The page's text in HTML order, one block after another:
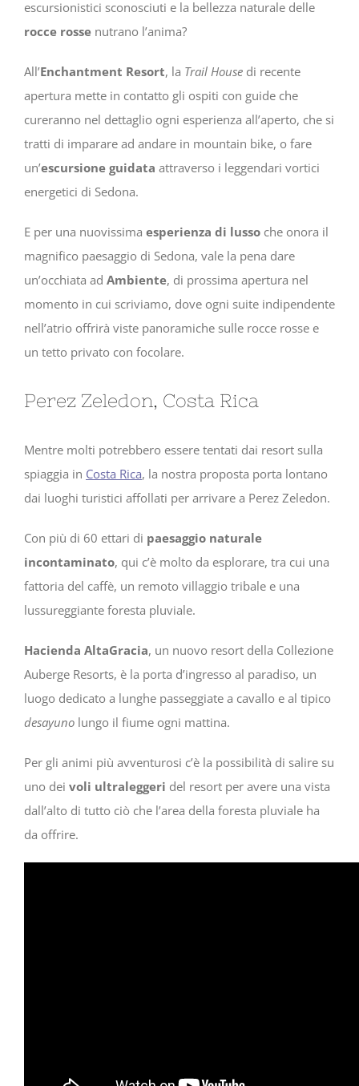
escursionistici sconosciuti e la bellezza naturale delle
rocce rosse nutrano l’anima?
All’Enchantment Resort, la Trail House di recente
apertura mette in contatto gli ospiti con guide che
cureranno nel dettaglio ogni esperienza all’aperto, che si
tratti di imparare ad andare in mountain bike, o fare
un’escursione guidata attraverso i leggendari vortici
energetici di Sedona.
E per una nuovissima esperienza di lusso che onora il
magnifico paesaggio di Sedona, vale la pena dare
un’occhiata ad Ambiente, di prossima apertura nel
momento in cui scriviamo, dove ogni suite indipendente
nell’atrio offrirà viste panoramiche sulle rocce rosse e
un tetto privato con focolare.
Perez Zeledon, Costa Rica
Mentre molti potrebbero essere tentati dai resort sulla
spiaggia in Costa Rica, la nostra proposta porta lontano
dai luoghi turistici affollati per arrivare a Perez Zeledon.
Con più di 60 ettari di paesaggio naturale
incontaminato, qui c’è molto da esplorare, tra cui una
fattoria del caffè, un remoto villaggio tribale e una
lussureggiante foresta pluviale.
Hacienda AltaGracia, un nuovo resort della Collezione
Auberge Resorts, è la porta d’ingresso al paradiso, un
luogo dedicato a lunghe passeggiate a cavallo e al tipico
desayuno lungo il fiume ogni mattina.
Per gli animi più avventurosi c’è la possibilità di salire su
uno dei voli ultraleggeri del resort per avere una vista
dall’alto di tutto ciò che l’area della foresta pluviale ha
da offrire.